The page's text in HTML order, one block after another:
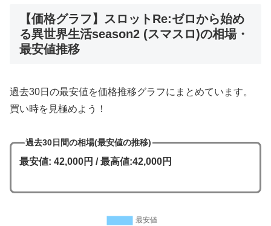
【価格グラフ】スロットRe:ゼロから始め
る異世界生活season2 (スマスロ)の相場・
最安値推移
過去30日の最安値を価格推移グラフにまとめています。
買い時を見極めよう！
過去30日間の相場(最安値の推移)
最安値: 42,000円 / 最高値:42,000円